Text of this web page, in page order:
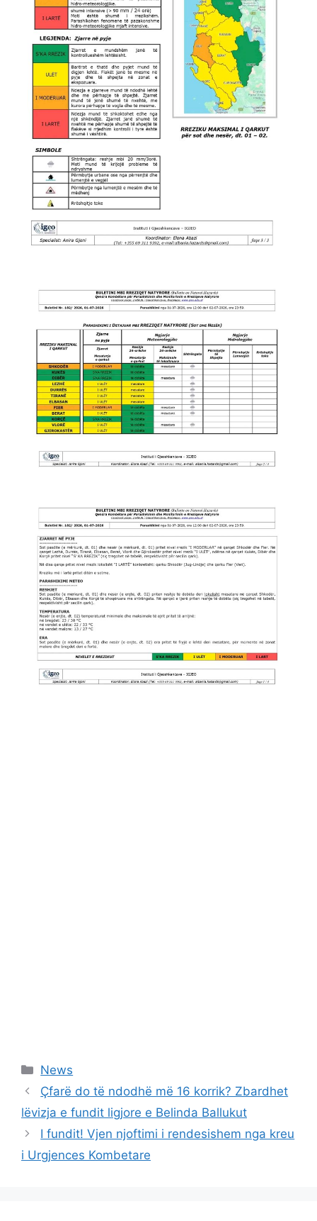
Categories
News
Çfarë do të ndodhë më 16 korrik? Zbardhet
lëvizja e fundit ligjore e Belinda Ballukut
I fundit! Vjen njoftimi i rendesishem nga kreu
i Urgjences Kombetare